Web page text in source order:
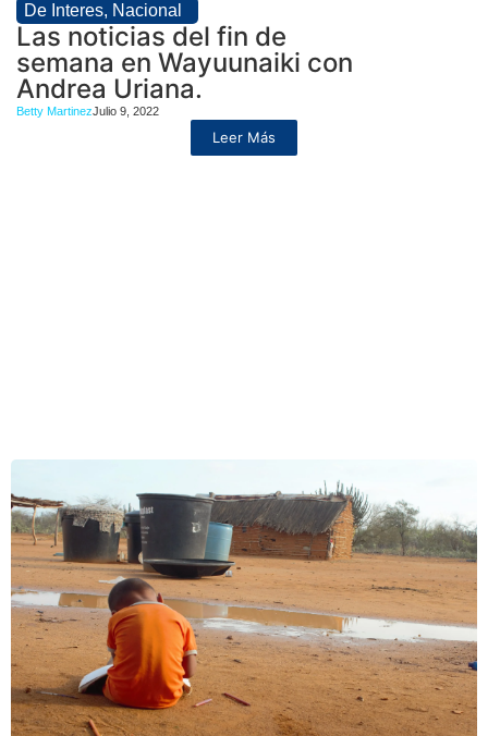
De Interes, Nacional
Las noticias del fin de
semana en Wayuunaiki con
Andrea Uriana.
Betty MartinezJulio 9, 2022
Leer Más